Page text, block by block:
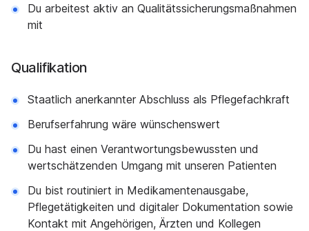
Du arbeitest aktiv an Qualitätssicherungsmaßnahmen
mit
Qualifikation
Staatlich anerkannter Abschluss als Pflegefachkraft
Berufserfahrung wäre wünschenswert
Du hast einen Verantwortungsbewussten und
wertschätzenden Umgang mit unseren Patienten
Du bist routiniert in Medikamentenausgabe,
Pflegetätigkeiten und digitaler Dokumentation sowie
Kontakt mit Angehörigen, Ärzten und Kollegen